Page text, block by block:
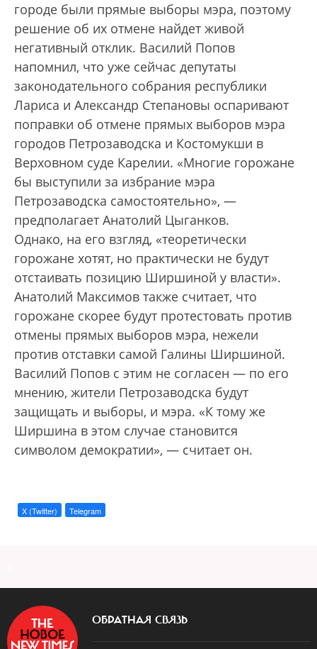
городе были прямые выборы мэра, поэтому
решение об их отмене найдет живой
негативный отклик. Василий Попов
напомнил, что уже сейчас депутаты
законодательного собрания республики
Лариса и Александр Степановы оспаривают
поправки об отмене прямых выборов мэра
городов Петрозаводска и Костомукши в
Верховном суде Карелии. «Многие горожане
бы выступили за избрание мэра
Петрозаводска самостоятельно», —
предполагает Анатолий Цыганков.
Однако, на его взгляд, «теоретически
горожане хотят, но практически не будут
отстаивать позицию Ширшиной у власти».
Анатолий Максимов также считает, что
горожане скорее будут протестовать против
отмены прямых выборов мэра, нежели
против отставки самой Галины Ширшиной.
Василий Попов с этим не согласен — по его
мнению, жители Петрозаводска будут
защищать и выборы, и мэра. «К тому же
Ширшина в этом случае становится
символом демократии», — считает он.
X (Twitter) Telegram
ОБРАТНАЯ СВЯЗЬ